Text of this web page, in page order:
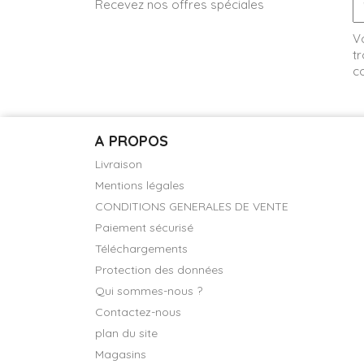
Recevez nos offres spéciales
A PROPOS
Livraison
Mentions légales
CONDITIONS GENERALES DE VENTE
Paiement sécurisé
Téléchargements
Protection des données
Qui sommes-nous ?
Contactez-nous
plan du site
Magasins